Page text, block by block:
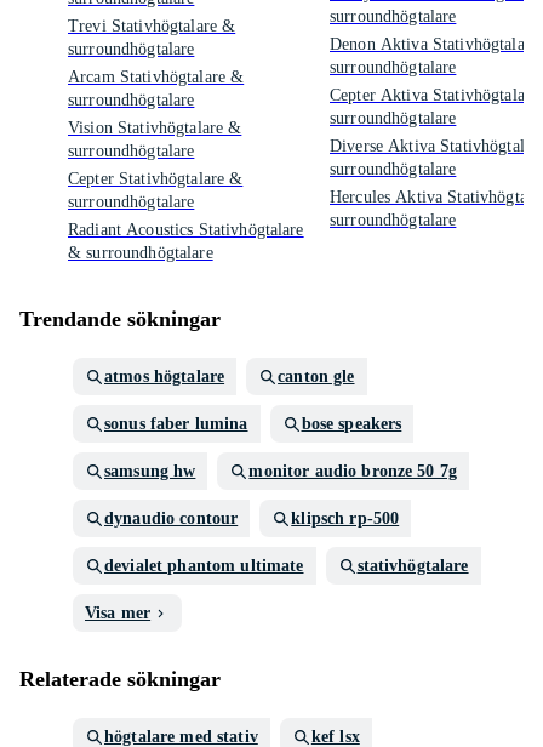
Trevi Stativhögtalare &
surroundhögtalare
Arcam Stativhögtalare &
surroundhögtalare
Vision Stativhögtalare &
surroundhögtalare
Cepter Stativhögtalare &
surroundhögtalare
Radiant Acoustics Stativhögtalare
& surroundhögtalare
surroundhögtalare
Denon Aktiva
surroundhögtalare
Cepter Aktiva
surroundhögtalare
Diverse Aktiva
surroundhögtalare
Hercules Aktiva
surroundhögtalare
Trendande sökningar
atmos högtalare canton gle
sonus faber lumina bose speakers
samsung hw monitor audio bronze 50 7g
dynaudio contour klipsch rp-500
devialet phantom ultimate stativhögtalare
Visa mer
Relaterade sökningar
högtalare med stativ kef lsx